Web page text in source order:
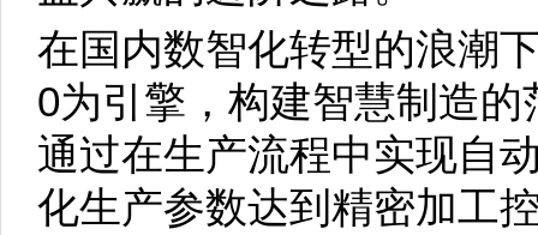
在国内数智化转型的浪潮
0为引擎，构建智慧制造
通过在生产流程中实现自
化生产参数达到精密加工